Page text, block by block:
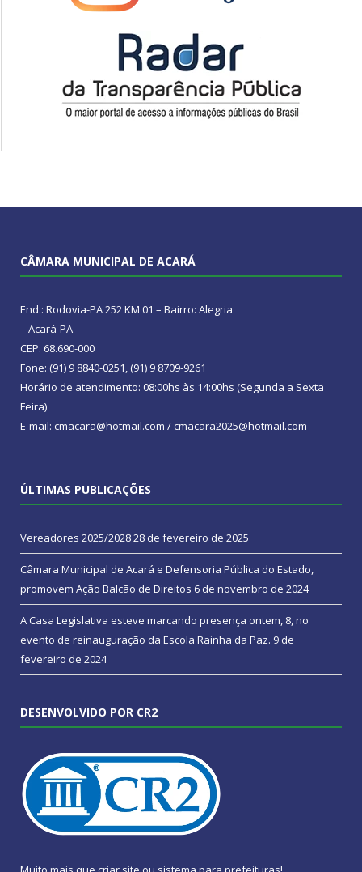
CÂMARA MUNICIPAL DE ACARÁ
End.: Rodovia-PA 252 KM 01 – Bairro: Alegria
– Acará-PA
CEP: 68.690-000
Fone: (91) 9 8840-0251, (91) 9 8709-9261
Horário de atendimento: 08:00hs às 14:00hs (Segunda a Sexta
Feira)
E-mail: cmacara@hotmail.com / cmacara2025@hotmail.com
ÚLTIMAS PUBLICAÇÕES
Vereadores 2025/202828 de fevereiro de 2025
Câmara Municipal de Acará e Defensoria Pública do Estado,
promovem Ação Balcão de Direitos 6 de novembro de 2024
A Casa Legislativa esteve marcando presença ontem, 8, no
evento de reinauguração da Escola Rainha da Paz. 9 de
fevereiro de 2024
DESENVOLVIDO POR CR2